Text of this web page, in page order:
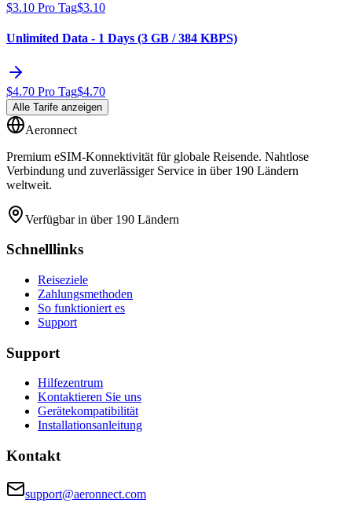
$3.10 Pro Tag$3.10
Unlimited Data - 1 Days (3 GB / 384 KBPS)
$4.70 Pro Tag$4.70
Alle Tarife anzeigen
Aeronnect
Premium eSIM-Konnektivität für globale Reisende. Nahtlose
Verbindung und zuverlässiger Service in über 190 Ländern
weltweit.
Verfügbar in über 190 Ländern
Schnelllinks
Reiseziele
Zahlungsmethoden
So funktioniert es
Support
Support
Hilfezentrum
Kontaktieren Sie uns
Gerätekompatibilität
Installationsanleitung
Kontakt
support@aeronnect.com